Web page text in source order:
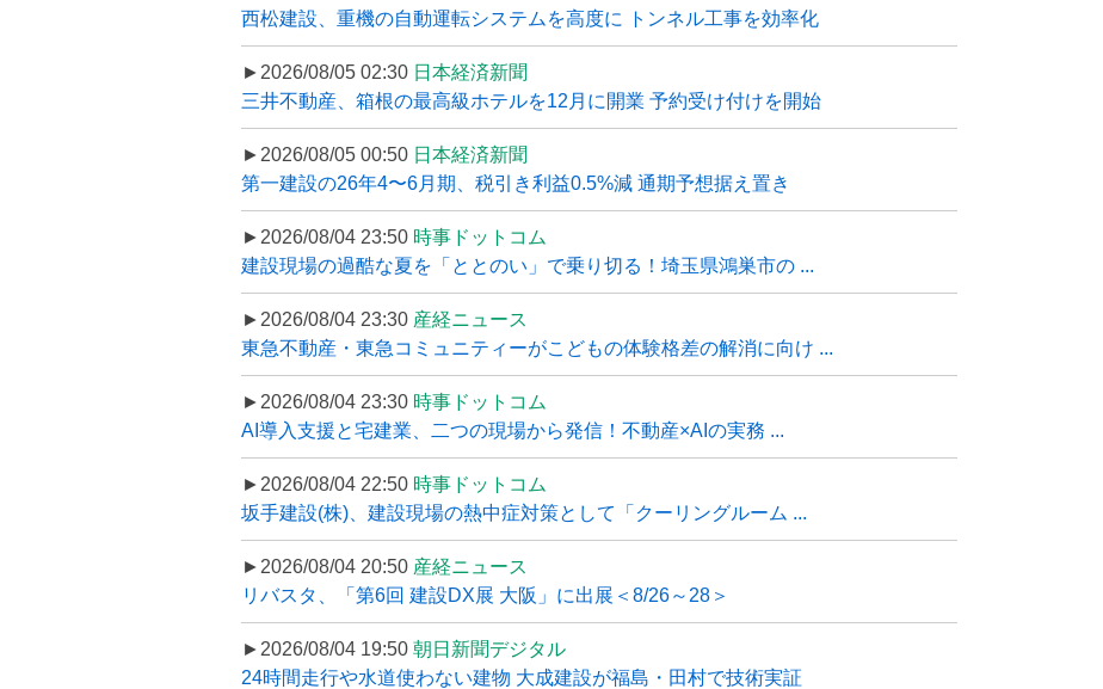
西松建設、重機の自動運転システムを高度に トンネル工事を効率化
►2026/08/05 02:30 日本経済新聞
三井不動産、箱根の最高級ホテルを12月に開業 予約受け付けを開始
►2026/08/05 00:50 日本経済新聞
第一建設の26年4〜6月期、税引き利益0.5%減 通期予想据え置き
►2026/08/04 23:50 時事ドットコム
建設現場の過酷な夏を「ととのい」で乗り切る！埼玉県鴻巣市の ...
►2026/08/04 23:30 産経ニュース
東急不動産・東急コミュニティーがこどもの体験格差の解消に向け ...
►2026/08/04 23:30 時事ドットコム
AI導入支援と宅建業、二つの現場から発信！不動産×AIの実務 ...
►2026/08/04 22:50 時事ドットコム
坂手建設(株)、建設現場の熱中症対策として「クーリングルーム ...
►2026/08/04 20:50 産経ニュース
リバスタ、「第6回 建設DX展 大阪」に出展＜8/26～28＞
►2026/08/04 19:50 朝日新聞デジタル
24時間走行や水道使わない建物 大成建設が福島・田村で技術実証